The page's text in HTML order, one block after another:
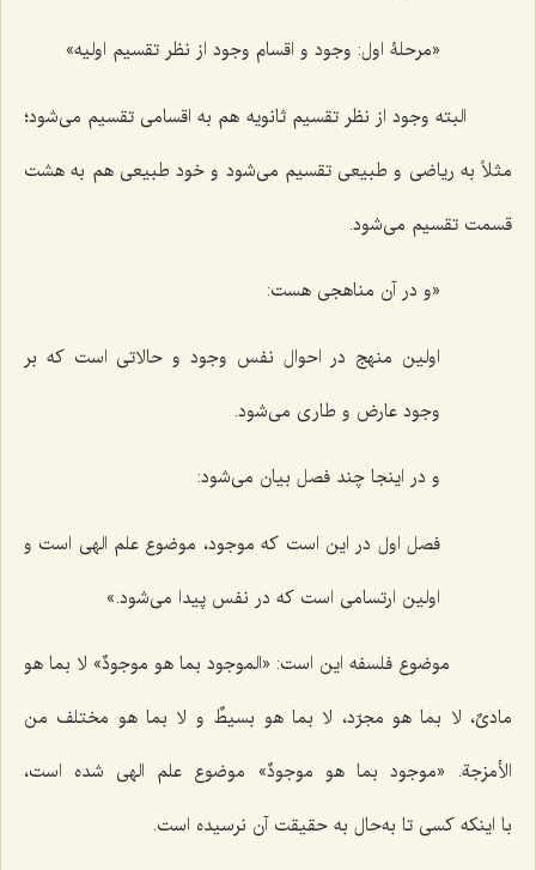
«مرحلۀ اول: وجود و اقسام وجود از نظر تقسیم اولیه»
البته وجود از نظر تقسیم ثانویه هم به اقسامی تقسیم می‌شود؛
مثلاً به ریاضی و طبیعی تقسیم می‌شود و خود طبیعی هم به هشت
قسمت تقسیم می‌شود.
«و در آن مناهجی هست:
اولین منهج در احوال نفس وجود و حالاتی است که بر
وجود عارض و طاری می‌شود.
و در اینجا چند فصل بیان می‌شود:
فصل اول در این است که موجود، موضوع علم الهی است و
اولین ارتسامی است که در نفس پیدا می‌شود.»
موضوع فلسفه این است: «الموجود بما هو موجودٌ» لا بما هو
مادیٌ، لا بما هو مجرّد، لا بما هو بسیطٌ و لا بما هو مختلف من
الأمزجة. «موجود بما هو موجودٌ» موضوع علم الهی شده است،
با اینکه کسی تا به‌حال به حقیقت آن نرسیده است.